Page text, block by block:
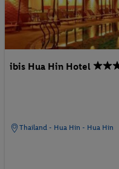
ibis Hua Hin Hotel
Thailand - Hua Hin - Hua Hin